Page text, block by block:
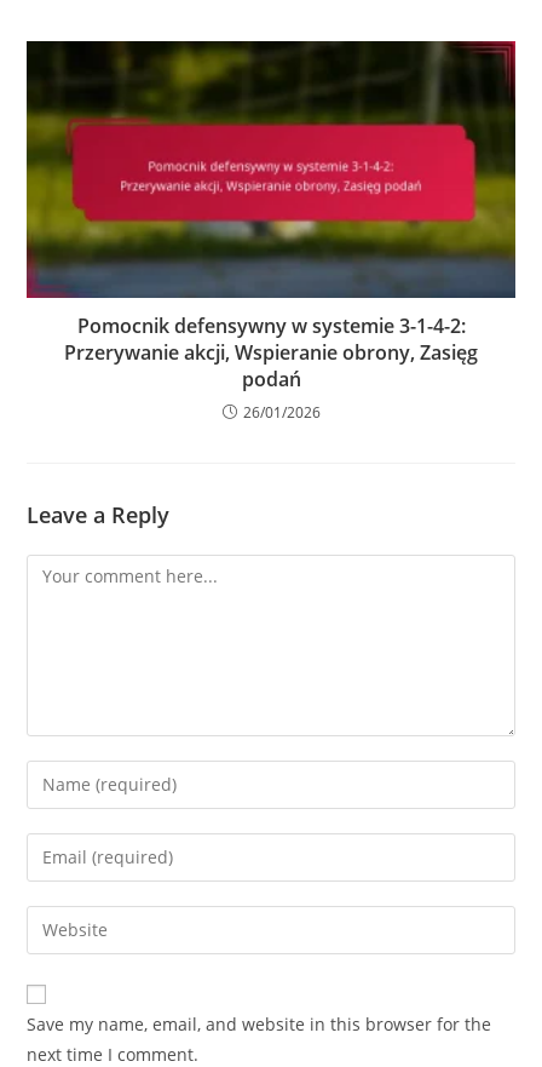
Pomocnik defensywny w systemie 3-1-4-2:
Przerywanie akcji, Wspieranie obrony, Zasięg
podań
26/01/2026
Leave a Reply
Comment
Enter
your
name
comment
Enter
your
email
address
comment
Enter
your
website
URL
(optional)
Save my name, email, and website in this browser for the
next time I comment.